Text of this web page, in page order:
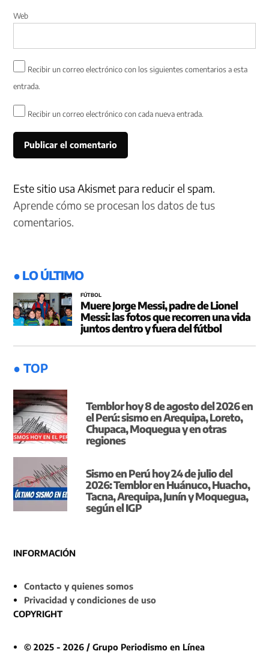
Web
Recibir un correo electrónico con los siguientes comentarios a esta
entrada.
Recibir un correo electrónico con cada nueva entrada.
Este sitio usa Akismet para reducir el spam.
Aprende cómo se procesan los datos de tus
comentarios.
● LO ÚLTIMO
FÚTBOL
Muere Jorge Messi, padre de Lionel
Messi: las fotos que recorren una vida
juntos dentro y fuera del fútbol
● TOP
Temblor hoy 8 de agosto del 2026 en
el Perú: sismo en Arequipa, Loreto,
Chupaca, Moquegua y en otras
regiones
Sismo en Perú hoy 24 de julio del
2026: Temblor en Huánuco, Huacho,
Tacna, Arequipa, Junín y Moquegua,
según el IGP
INFORMACIÓN
Contacto y quienes somos
Privacidad y condiciones de uso
COPYRIGHT
© 2025 - 2026 / Grupo Periodismo en Línea